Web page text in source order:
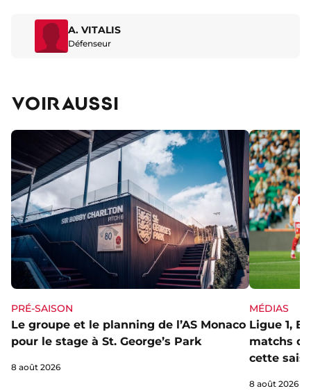
A. VITALIS
Défenseur
VOIR AUSSI
PRÉ-SAISON
Le groupe et le planning de l’AS Monaco
pour le stage à St. George’s Park
8 août 2026
MÉDIAS
Ligue 1,
matchs
cette
8 août 2026